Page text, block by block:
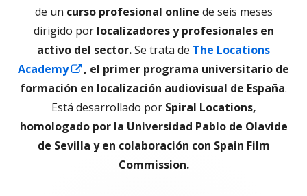
de un curso profesional online de seis meses
dirigido por localizadores y profesionales en
activo del sector.Se trata de The Locations
Academy
Abrir
en
una
ventana
nueva
, el primer programa universitario de
formación en localización audiovisual de España.
Está desarrollado por Spiral Locations,
homologado por la Universidad Pablo de Olavide
de Sevilla y en colaboración con Spain Film
Commission.